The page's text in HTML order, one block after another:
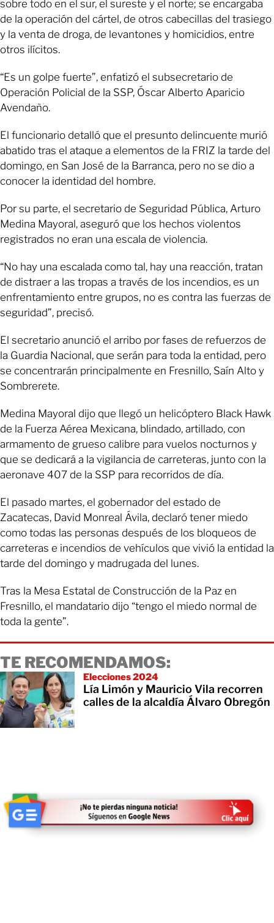
sobre todo en el sur, el sureste y el norte; se encargaba
de la operación del cártel, de otros cabecillas del trasiego
y la venta de droga, de levantones y homicidios, entre
otros ilícitos.
“Es un golpe fuerte”, enfatizó el subsecretario de
Operación Policial de la SSP, Óscar Alberto Aparicio
Avendaño.
El funcionario detalló que el presunto delincuente murió
abatido tras el ataque a elementos de la FRIZ la tarde del
domingo, en San José de la Barranca, pero no se dio a
conocer la identidad del hombre.
Por su parte, el secretario de Seguridad Pública, Arturo
Medina Mayoral, aseguró que los hechos violentos
registrados no eran una escala de violencia.
“No hay una escalada como tal, hay una reacción, tratan
de distraer a las tropas a través de los incendios, es un
enfrentamiento entre grupos, no es contra las fuerzas de
seguridad”, precisó.
El secretario anunció el arribo por fases de refuerzos de
la Guardia Nacional, que serán para toda la entidad, pero
se concentrarán principalmente en Fresnillo, Saín Alto y
Sombrerete.
Medina Mayoral dijo que llegó un helicóptero Black Hawk
de la Fuerza Aérea Mexicana, blindado, artillado, con
armamento de grueso calibre para vuelos nocturnos y
que se dedicará a la vigilancia de carreteras, junto con la
aeronave 407 de la SSP para recorridos de día.
El pasado martes, el gobernador del estado de
Zacatecas, David Monreal Ávila, declaró tener miedo
como todas las personas después de los bloqueos de
carreteras e incendios de vehículos que vivió la entidad la
tarde del domingo y madrugada del lunes.
Tras la Mesa Estatal de Construcción de la Paz en
Fresnillo, el mandatario dijo “tengo el miedo normal de
toda la gente”.
TE RECOMENDAMOS:
Elecciones 2024
Lía Limón y Mauricio Vila recorren
calles de la alcaldía Álvaro Obregón